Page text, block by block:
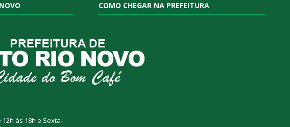
às 18h e Sexta-
COMO CHEGAR NA PREFEITURA